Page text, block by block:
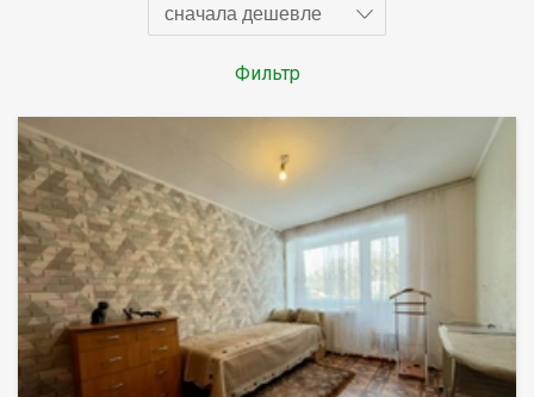
сначала дешевле
Фильтр